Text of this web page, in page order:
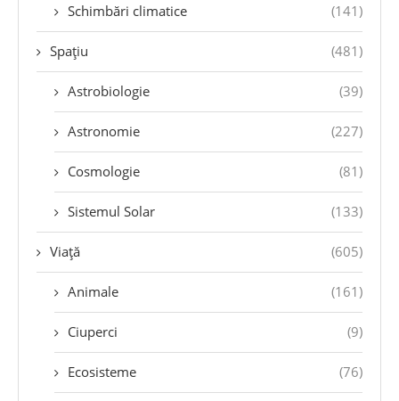
Schimbări climatice (141)
Spațiu (481)
Astrobiologie (39)
Astronomie (227)
Cosmologie (81)
Sistemul Solar (133)
Viață (605)
Animale (161)
Ciuperci (9)
Ecosisteme (76)